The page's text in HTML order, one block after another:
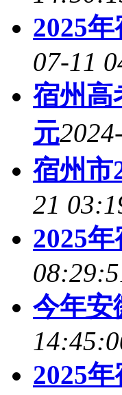
2025
07-11
宿州高
元
宿州市
21
2025
今年安
2025